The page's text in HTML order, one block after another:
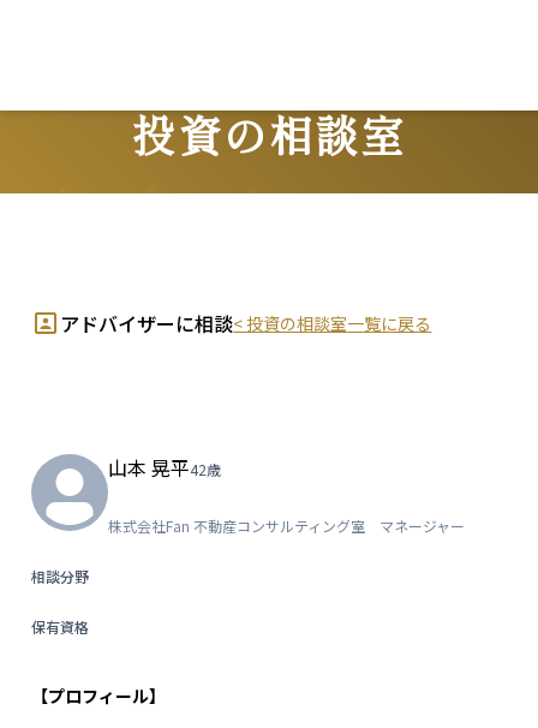
投資の相談室
Advisors
アドバイザーに相談< 投資の相談室一覧に戻る
山本 晃平42歳
株式会社Fan 不動産コンサルティング室 マネージャー
相談分野
保有資格
【プロフィール】